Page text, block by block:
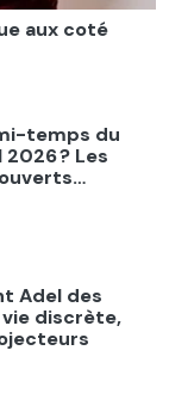
aux coté
temps du
2026 ? Les
Adel des
vie discrète,